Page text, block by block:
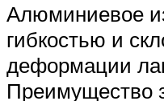
Алюминиевое
гибкостью и
деформации
Преимущество